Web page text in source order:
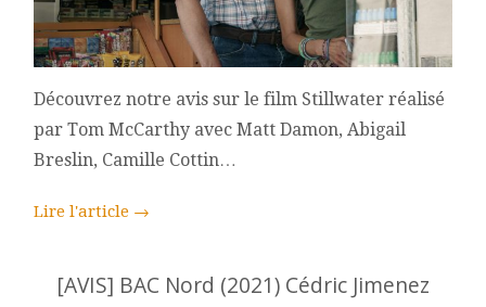
Découvrez notre avis sur le film Stillwater réalisé
par Tom McCarthy avec Matt Damon, Abigail
Breslin, Camille Cottin…
Lire l'article →
[AVIS] BAC Nord (2021) Cédric Jimenez